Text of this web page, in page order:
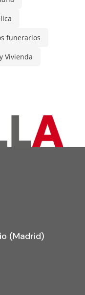
funerarios
Vivienda
(Madrid)